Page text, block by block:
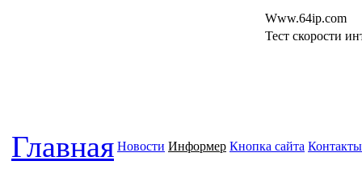
Www.64ip.com
Тест скорости
Главная Новости Информер Кнопка сайта Контакты